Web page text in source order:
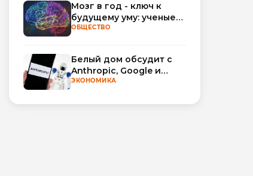
Мозг в год - ключ к
будущему уму: ученые
научились
ОБЩЕСТВО
Белый дом обсудит с
Anthropic, Google и
OpenAI добровольную
ЭКОНОМИКА